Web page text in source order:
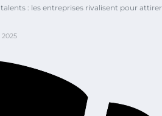
talents : les entreprises rivalisent pour attirer